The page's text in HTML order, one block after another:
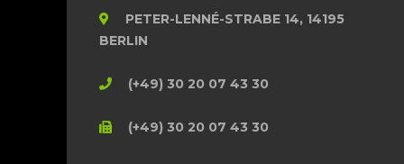
PETER-LENNÉ-STRABE 14, 14195
BERLIN
(+49) 30 20 07 43 30
(+49) 30 20 07 43 30